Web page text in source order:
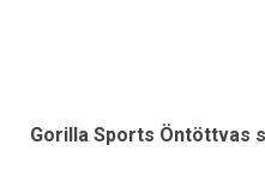
Gorilla Sports Öntöttvas